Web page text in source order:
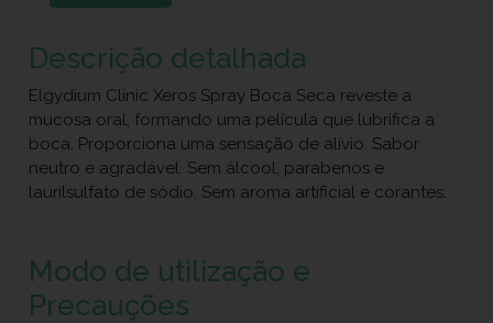
Descrição detalhada
Elgydium Clinic Xeros Spray Boca Seca reveste a
mucosa oral, formando uma película que lubrifica a
boca. Proporciona uma sensação de alívio. Sabor
neutro e agradável. Sem álcool, parabenos e
laurilsulfato de sódio. Sem aroma artificial e corantes.
Modo de utilização e
Precauções